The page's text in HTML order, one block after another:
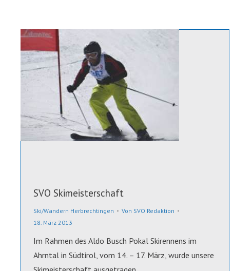
SVO Skimeisterschaft
Ski/Wandern Herbrechtingen Von SVO Redaktion
18. März 2013
Im Rahmen des Aldo Busch Pokal Skirennens im
Ahrntal in Südtirol, vom 14. – 17. März, wurde unsere